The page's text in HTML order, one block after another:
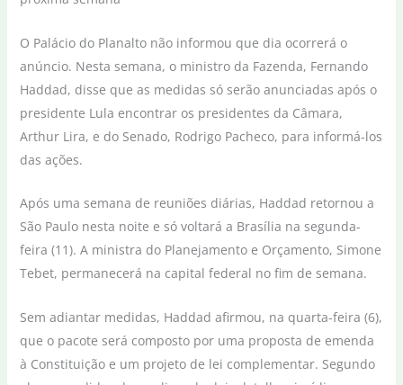
O Palácio do Planalto não informou que dia ocorrerá o
anúncio. Nesta semana, o ministro da Fazenda, Fernando
Haddad, disse que as medidas só serão anunciadas após o
presidente Lula encontrar os presidentes da Câmara,
Arthur Lira, e do Senado, Rodrigo Pacheco, para informá-los
das ações.
Após uma semana de reuniões diárias, Haddad retornou a
São Paulo nesta noite e só voltará a Brasília na segunda-
feira (11). A ministra do Planejamento e Orçamento, Simone
Tebet, permanecerá na capital federal no fim de semana.
Sem adiantar medidas, Haddad afirmou, na quarta-feira (6),
que o pacote será composto por uma proposta de emenda
à Constituição e um projeto de lei complementar. Segundo